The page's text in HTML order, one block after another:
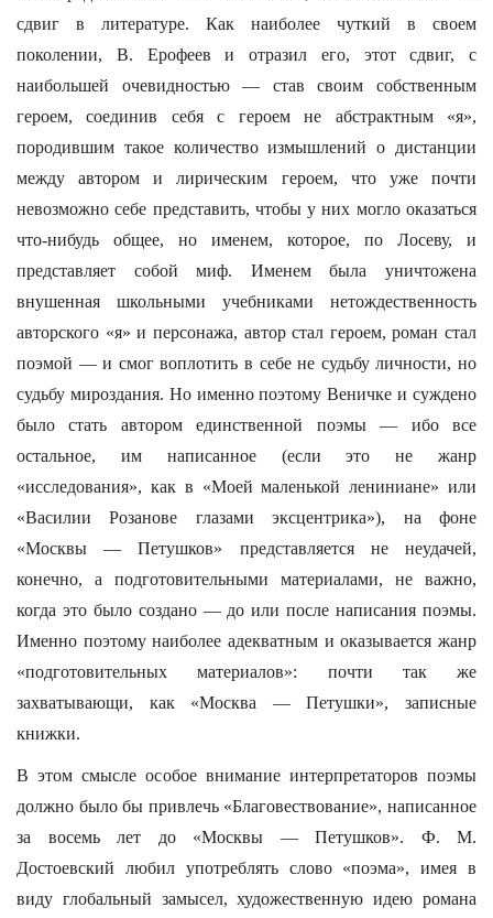
сдвиг в литературе. Как наиболее чуткий в своем
поколении, В. Ерофеев и отразил его, этот сдвиг, с
наибольшей очевидностью — став своим собственным
героем, соединив себя с героем не абстрактным «я»,
породившим такое количество измышлений о дистанции
между автором и лирическим героем, что уже почти
невозможно себе представить, чтобы у них могло оказаться
что-нибудь общее, но именем, которое, по Лосеву, и
представляет собой миф. Именем была уничтожена
внушенная школьными учебниками нетождественность
авторского «я» и персонажа, автор стал героем, роман стал
поэмой — и смог воплотить в себе не судьбу личности, но
судьбу мироздания. Но именно поэтому Веничке и суждено
было стать автором единственной поэмы — ибо все
остальное, им написанное (если это не жанр
«исследования», как в «Моей маленькой лениниане» или
«Василии Розанове глазами эксцентрика»), на фоне
«Москвы — Петушков» представляется не неудачей,
конечно, а подготовительными материалами, не важно,
когда это было создано — до или после написания поэмы.
Именно поэтому наиболее адекватным и оказывается жанр
«подготовительных материалов»: почти так же
захватывающи, как «Москва — Петушки», записные
книжки.
В этом смысле особое внимание интерпретаторов поэмы
должно было бы привлечь «Благовествование», написанное
за восемь лет до «Москвы — Петушков». Ф. М.
Достоевский любил употреблять слово «поэма», имея в
виду глобальный замысел, художественную идею романа